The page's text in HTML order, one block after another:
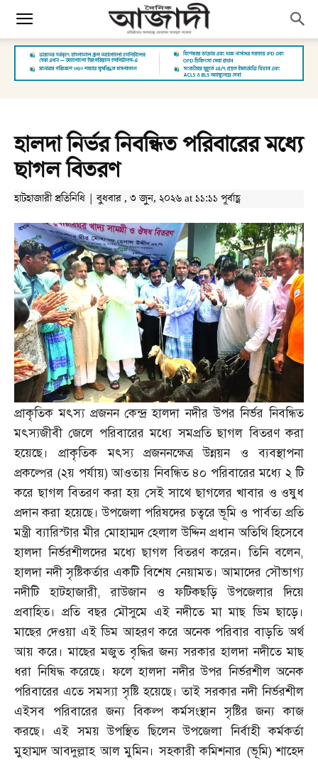
হালদা নির্ভর নিবন্ধিত পরিবারের মধ্যে
ছাগল বিতরণ
হাটহাজারী প্রতিনিধি | বুধবার , ৩ জুন, ২০২৬ at ১১:১১ পূর্বাহ্ণ
প্রাকৃতিক মৎস্য প্রজনন কেন্দ্র হালদা নদীর উপর নির্ভর নিবন্ধিত
মৎস্যজীবী জেলে পরিবারের মধ্যে সমপ্রতি ছাগল বিতরণ করা
হয়েছে। প্রাকৃতিক মৎস্য প্রজননক্ষেত্র উন্নয়ন ও ব্যবস্থাপনা
প্রকল্পের (২য় পর্যায়)আওতায় নিবন্ধিত ৪০ পরিবারের মধ্যে ২ টি
করে ছাগল বিতরণ করা হয় সেই সাথে ছাগলের খাবার ও ওষুধ
প্রদান করা হয়েছে। উপজেলা পরিষদের চত্বরে ভূমি ও পার্বত্য প্রতি
মন্ত্রী ব্যারিস্টার মীর মোহাম্মদ হেলাল উদ্দিন প্রধান অতিথি হিসেবে
হালদা নির্ভরশীলদের মধ্যে ছাগল বিতরণ করেন। তিনি বলেন,
হালদা নদী সৃষ্টিকর্তার একটি বিশেষ নেয়ামত। আমাদের সৌভাগ্য
নদীটি হাটহাজারী,রাউজান ও ফটিকছড়ি উপজেলার দিয়ে
প্রবাহিত। প্রতি বছর মৌসুমে এই নদীতে মা মাছ ডিম ছাড়ে।
মাছের দেওয়া এই ডিম আহরণ করে অনেক পরিবার বাড়তি অর্থ
আয় করে। মাছের মজুত বৃদ্ধির জন্য সরকার হালদা নদীতে মাছ
ধরা নিষিদ্ধ করেছে। ফলে হালদা নদীর উপর নির্ভরশীল অনেক
পরিবারের এতে সমস্যা সৃষ্টি হয়েছে। তাই সরকার নদী নির্ভরশীল
এইসব পরিবারের জন্য বিকল্প কর্মসংস্থান সৃষ্টির জন্য কাজ
করছে। এই সময় উপস্থিত ছিলেন উপজেলা নির্বাহী কর্মকর্তা
মুহাম্মদ আবদুল্লাহ আল মুমিন। সহকারী কমিশনার (ভূমি)শাহেদ